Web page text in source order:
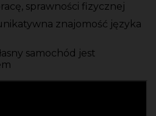
sprawności fizycznej
znajomość języka
samochód jest